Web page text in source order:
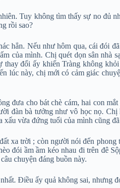
Tuy không tìm thấy sự no đủ
rồi sao?
hẳn. Nếu như hôm qua, cái đói
của mình. Chị quét dọn sân nhà
đổi ấy khiến Tràng không
lúc này, chị mới có cảm giác
đưa cho bát chè cám, hai con
đàn bà tưởng như vô học nọ.
vừa đứng tuổi của mình cũng
xa trời ; còn người nói đến phong
đói ầm ầm kéo nhau đi trên đê
chuyện đáng buồn này.
Điều ấy quả không sai, nhưng